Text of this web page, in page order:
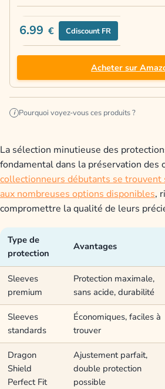
6.99 € Cdiscount FR
Acheter sur
i Pourquoi voyez-vous ces produits ?
La sélection minutieuse des
fondamental dans la préservation des
collectionneurs débutants se trouvent
aux nombreuses options disponibles,
compromettre la qualité de leurs
Type de
protection
Avantages
Sleeves
premium
Protection maximale,
sans acide, durabilité
Sleeves
standards
Économiques, faciles à
trouver
Dragon
Shield
Perfect Fit
Ajustement parfait,
double protection
possible